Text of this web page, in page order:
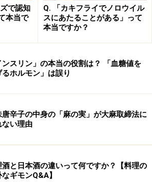
く質が含まれています。水を加えて
で、グルテニンとグリアジンが網目
粘り気を持つ「グルテン」になりま
ルテンの量によって、強力粉、薄力
るのです。
「グルテンフリーダイエット」とい
とがあります。テニスのジョコビッ
リーダイエットを行っていたことも
。小麦は「食物アレルギー」の原因
われる食品でもあり、ジョコビッチ
レルギー（※ジョコビッチ選手はグル
しています）を持っているため、彼
で認知
本当で
Q. 「カキフライでノロウイル
スにあたることがある」って
本当ですか？
ンスリン」の本当の役割は？ 「血糖値を
るホルモン」は誤り
唐辛子の中身の「麻の実」が大麻取締法に
ない理由
酒と日本酒の違いって何ですか？【料理の
ギモンQ&A】